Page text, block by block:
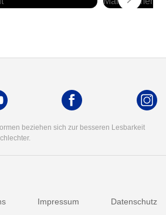
beziehen sich zur besseren Lesbarkeit
Impressum Datenschutz